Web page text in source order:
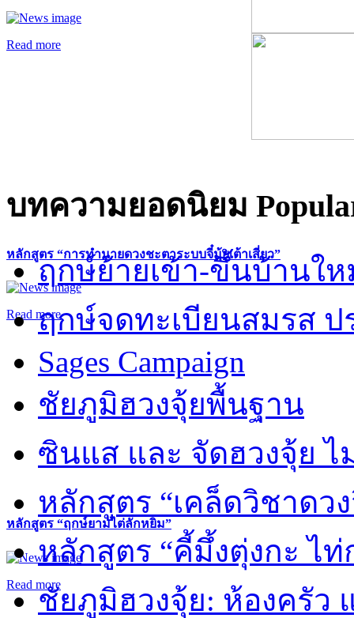
Read more
หลักสูตร “การทำนายดวงชะตาระบบจี๋มุ้ยเต้าเสี่ยว”
Read more
หลักสูตร “ฤกษ์ยามไต่ลักหยิ่ม”
Read more
บทความยอดนิยม
ฤกษ์ย้ายเข้า-ขึ้นบ้านให
ฤกษ์จดทะเบียนสมรส ป
Sages Campaign
ชัยภูมิฮวงจุ้ยพื้นฐาน
ซินแส และ จัดฮวงจุ้ย ไ
หลักสูตร “เคล็ดวิชาดว
หลักสูตร “คี้มึ้งตุ่งกะ ไ
ชัยภูมิฮวงจุ้ย: ห้องครัว